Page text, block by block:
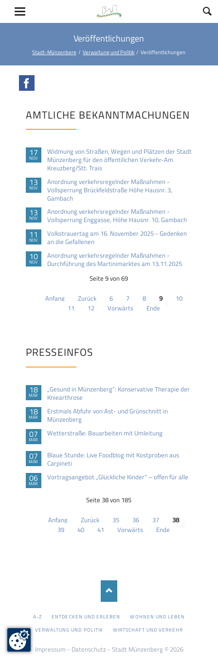
Veröffentlichungen
Stadt-Münzenberg Verwaltung und Politik Veröffentlichungen
AMTLICHE BEKANNTMACHUNGEN
17
NOV
Widmung von Straßen, Wegen und Plätzen der Stadt
Münzenberg für den öffentilichen Verkehr-Am
Kreuzberg/Stt. Trais
13
NOV
Anordnung verkehrsregelnder Maßnahmen -
Vollsperrung Brückfeldstraße Höhe Hausnr. 3,
Gambach
13
NOV
Anordnung verkehrsregelnder Maßnahmen -
Vollsperrung Enggasse, Höhe Hausnr. 10, Gambach
11
NOV
Volkstrauertag am 16. November 2025 - Gedenken
an die Gefallenen
10
NOV
Anordnung verkehrsregelnder Maßnahmen -
Durchführung des Martinimarktes am 13.11.2025
Seite 9 von 69
Anfang Zurück 6 7 8 9
10
11
12 Vorwärts Ende
PRESSEINFOS
18
MÄR
„Gesund in Münzenberg“: Konservative Therapie der
Kniearthrose
18
MÄR
Erstmals Abfuhr von Ast- und Grünschnitt in
Münzenberg
07
MÄR
Wetterstraße: Bauarbeiten mit Umleitung
07
MÄR
Blaue Stunde: Live Foodblog mit Kostproben aus
Carpineti
06
MÄR
Vortragsangebot „Glückliche Kinder“ – offen für alle
Seite 38 von 185
Anfang Zurück 35 36 37
38
39
40 41 Vorwärts Ende
NAVIGATION
A-Z ENTDECKEN UND ERLEBEN
WOHNEN UND LEBEN
VERWALTUNG UND POLITIK
WIRTSCHAFT UND VERKEHR
Impressum - Datenschutz- Stadt Münzenberg © 2026